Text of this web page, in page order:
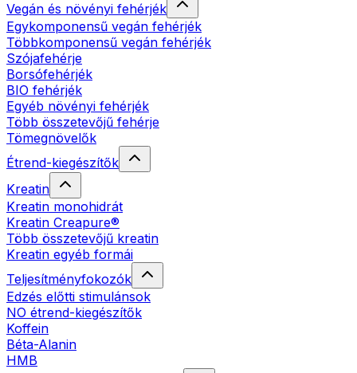
Vegán és növényi fehérjék
Egykomponensű vegán fehérjék
Többkomponensű vegán fehérjék
Szójafehérje
Borsófehérjék
BIO fehérjék
Egyéb növényi fehérjék
Több összetevőjű fehérje
Tömegnövelők
Étrend-kiegészítők
Kreatin
Kreatin monohidrát
Kreatin Creapure®
Több összetevőjű kreatin
Kreatin egyéb formái
Teljesítményfokozók
Edzés előtti stimulánsok
NO étrend-kiegészítők
Koffein
Béta-Alanin
HMB